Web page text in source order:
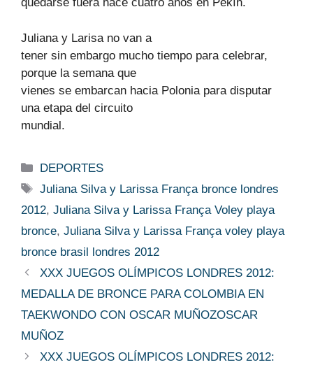
Juliana y Larisa no van a
tener sin embargo mucho tiempo para celebrar,
porque la semana que
vienes se embarcan hacia Polonia para disputar
una etapa del circuito
mundial.
Categorías
DEPORTES
Etiquetas
Juliana Silva y Larissa França bronce londres
2012, Juliana Silva y Larissa França Voley playa
bronce, Juliana Silva y Larissa França voley playa
bronce brasil londres 2012
XXX JUEGOS OLÍMPICOS LONDRES 2012:
MEDALLA DE BRONCE PARA COLOMBIA EN
TAEKWONDO CON OSCAR MUÑOZOSCAR
MUÑOZ
XXX JUEGOS OLÍMPICOS LONDRES 2012: